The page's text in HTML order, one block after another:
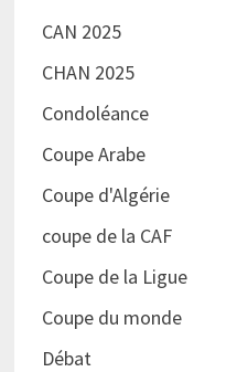
CAN 2025
CHAN 2025
Condoléance
Coupe Arabe
Coupe d'Algérie
coupe de la CAF
Coupe de la Ligue
Coupe du monde
Débat